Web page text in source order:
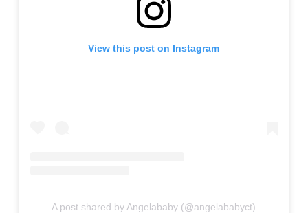
View this post on Instagram
A post shared by Angelababy (@angelababyct)